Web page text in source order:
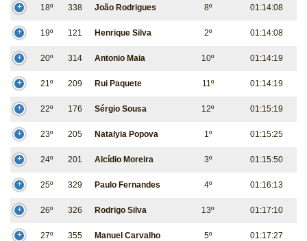
18º 338 João Rodrigues 8º 01:14:08
19º 121 Henrique Silva 2º 01:14:08
20º 314 Antonio Maia 10º 01:14:19
21º 209 Rui Paquete 11º 01:14:19
22º 176 Sérgio Sousa 12º 01:15:19
23º 205 Natalyia Popova 1º 01:15:25
24º 201 Alcídio Moreira 3º 01:15:50
25º 329 Paulo Fernandes 4º 01:16:13
26º 326 Rodrigo Silva 13º 01:17:10
27º 355 Manuel Carvalho 5º 01:17:27